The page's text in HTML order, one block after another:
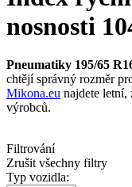
nosnosti
Pneumatiky 195/65
chtějí správný rozměr
Mikona.eu najdete
výrobců.
Filtrování
Zrušit všechny filtry
Typ vozidla: